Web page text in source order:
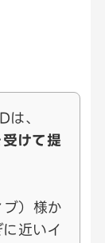
、
けて提
ブ）様か
近いイ